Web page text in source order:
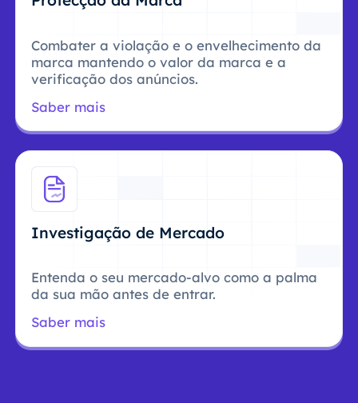
Combater a violação e o envelhecimento da
marca mantendo o valor da marca e a
verificação dos anúncios.
Saber mais
Investigação de Mercado
Entenda o seu mercado-alvo como a palma
da sua mão antes de entrar.
Saber mais